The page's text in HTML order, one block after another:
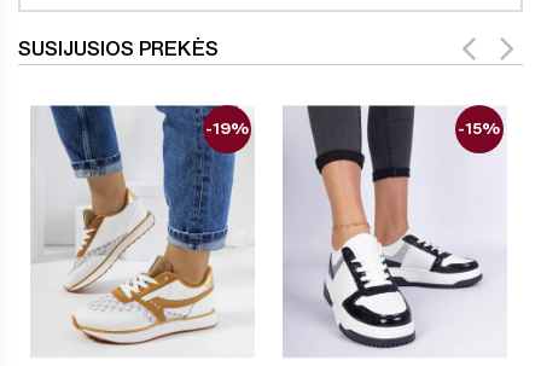
SUSIJUSIOS PREKĖS
-19% -15%